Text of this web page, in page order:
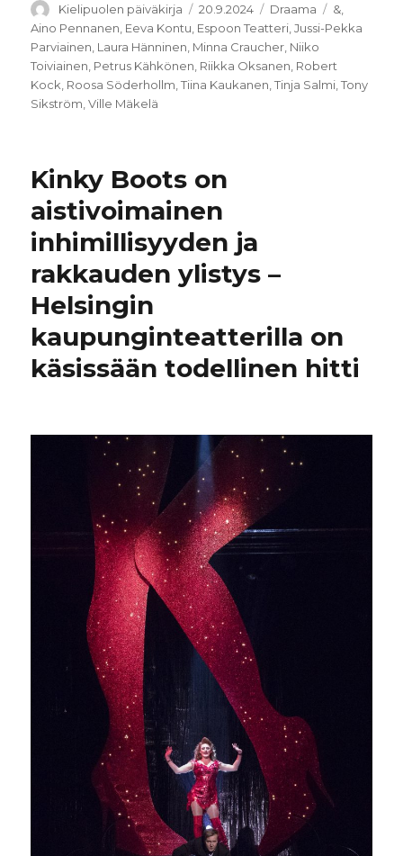
Kirjoittaja
Kielipuolen päiväkirja Julkaistu
20.9.2024 Kategoriat
Draama Avainsanat
&
Aino Pennanen Eeva Kontu Espoon Teatteri ,Jussi-Pekka
Parviainen Laura Hänninen Minna Craucher Niiko
Toiviainen Petrus Kähkönen Riikka Oksanen Robert
Kock Roosa Söderhollm ,Tiina Kaukanen ,Tinja Salmi ,Tony
Sikström ,Ville Mäkelä
Kinky Boots on
aistivoimainen
inhimillisyyden ja
rakkauden ylistys –
Helsingin
kaupunginteatterilla on
käsissään todellinen hitti